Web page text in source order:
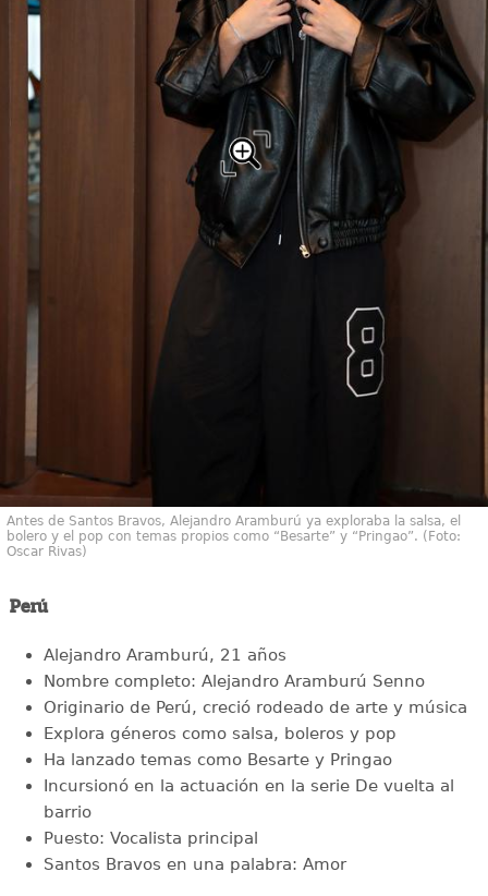
Antes de Santos Bravos, Alejandro Aramburú ya exploraba la salsa, el
bolero y el pop con temas propios como “Besarte” y “Pringao”. (Foto:
Oscar Rivas)
Perú
Alejandro Aramburú, 21 años
Nombre completo: Alejandro Aramburú Senno
Originario de Perú, creció rodeado de arte y música
Explora géneros como salsa, boleros y pop
Ha lanzado temas como Besarte y Pringao
Incursionó en la actuación en la serie De vuelta al
barrio
Puesto: Vocalista principal
Santos Bravos en una palabra: Amor